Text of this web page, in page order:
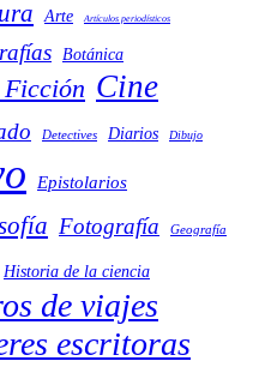
Arte Artículos periodísticos
Botánica
Cine
Detectives Diarios Dibujo
Epistolarios
Fotografía Geografía
Historia de la ciencia
de viajes
escritoras